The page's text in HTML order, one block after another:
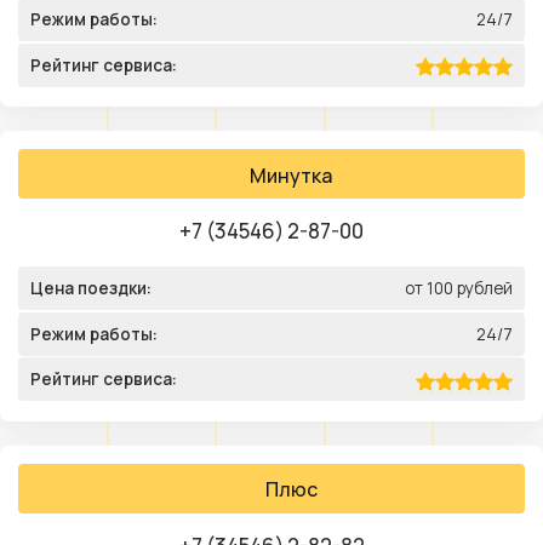
Режим работы: 24/7
Рейтинг сервиса:
Минутка
+7 (34546) 2-87-00
Цена поездки: от 100 рублей
Режим работы: 24/7
Рейтинг сервиса:
Плюс